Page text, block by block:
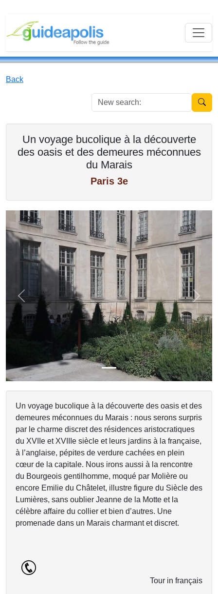
Back
New
Un voyage bucolique à la découverte
des oasis et des demeures méconnues
du Marais
Paris 3e
Previous Next
Un voyage bucolique à la découverte des oasis et des
demeures méconnues du Marais : nous serons surpris
par le charme discret des résidences aristocratiques
du XVIIe et XVIIIe siècle et leurs jardins à la française,
à l’anglaise, pépites de verdure cachées en plein
cœur de la capitale. Nous irons aussi à la rencontre
du Bourgeois gentilhomme, moqué par Molière ou
encore Emilie du Châtelet, illustre figure du Siècle des
Lumières, sans oublier Jeanne de la Motte et la
célèbre affaire du collier et bien d’autres. Une
promenade dans un Marais charmant et discret.
Tour in français